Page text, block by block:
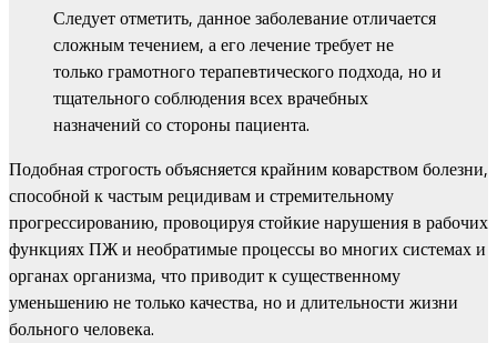
Следует отметить, данное заболевание отличается
сложным течением, а его лечение требует не
только грамотного терапевтического подхода, но и
тщательного соблюдения всех врачебных
назначений со стороны пациента.
Подобная строгость объясняется крайним коварством болезни,
способной к частым рецидивам и стремительному
прогрессированию, провоцируя стойкие нарушения в рабочих
функциях ПЖ и необратимые процессы во многих системах и
органах организма, что приводит к существенному
уменьшению не только качества, но и длительности жизни
больного человека.